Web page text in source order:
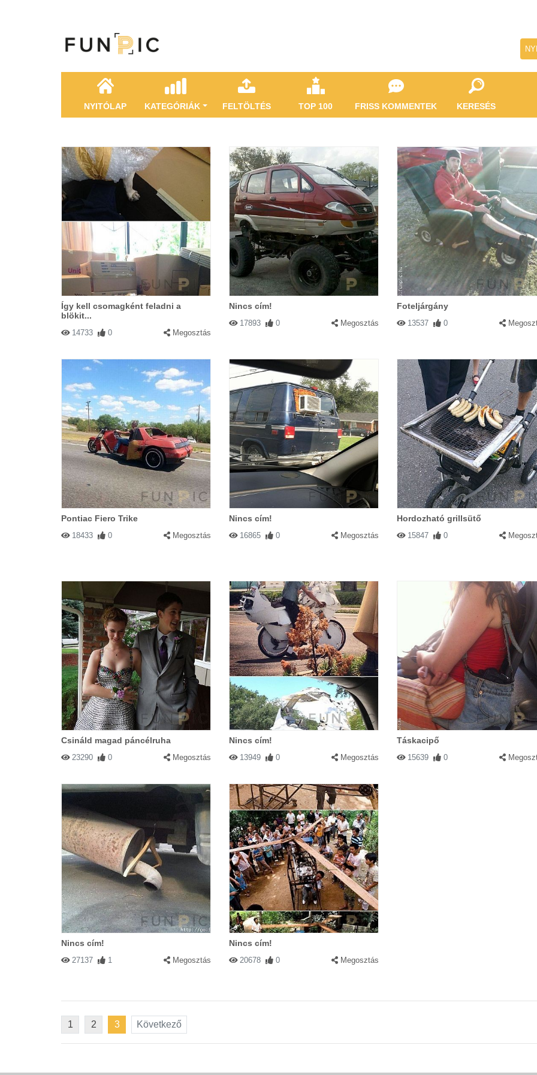
NYITÓLAP KATEGÓRIÁK FELTÖLTÉS TOP 100 FRISS KOMMENTEK KERESÉS
Így kell csomagként feladni a
blökit...
14733 0 Megosztás
Nincs cím!
17893 0 Megosztás
Foteljárgány
13537 0
Pontiac Fiero Trike
18433 0 Megosztás
Nincs cím!
16865 0 Megosztás
Hordozható grillsütő
15847 0
Csináld magad páncélruha
23290 0 Megosztás
Nincs cím!
13949 0 Megosztás
Táskacipő
15639 0
Nincs cím!
27137 1 Megosztás
Nincs cím!
20678 0 Megosztás
1 2 3 Következő